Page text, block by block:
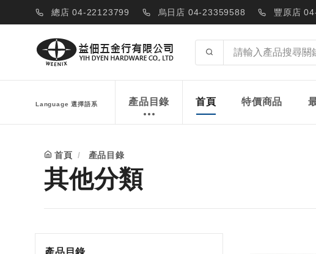
總店 04-22123799 烏日店 04-23359588 豐原店
Language 選擇語系 產品目錄 首頁 特價商品
首頁 產品目錄
其他分類
產品目錄